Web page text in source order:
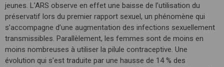
jeunes. L’ARS observe en effet une baisse de l’utilisation du
préservatif lors du premier rapport sexuel, un phénomène qui
s’accompagne d’une augmentation des infections sexuellement
transmissibles. Parallèlement, les femmes sont de moins en
moins nombreuses à utiliser la pilule contraceptive. Une
évolution qui s’est traduite par une hausse de 14 % des